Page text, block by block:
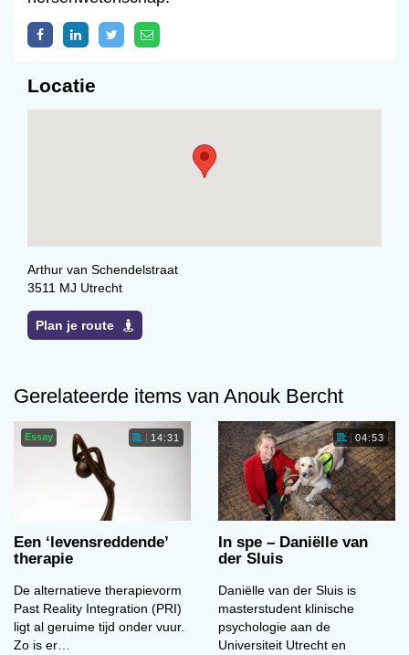
Locatie
Arthur van Schendelstraat
3511 MJ Utrecht
Plan je route
Gerelateerde items van Anouk Bercht
Essay 14:31
Een ‘levens­reddende’
therapie
De alternatieve therapievorm
Past Reality Integration (PRI)
ligt al geruime tijd onder vuur.
Zo is er…
04:53
In spe – Daniëlle van
der Sluis
Daniëlle van der Sluis is
masterstudent klinische
psychologie aan de
Universiteit Utrecht en